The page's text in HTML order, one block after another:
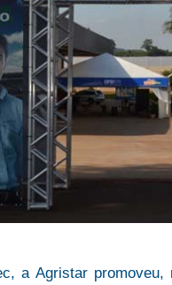
a Agristar